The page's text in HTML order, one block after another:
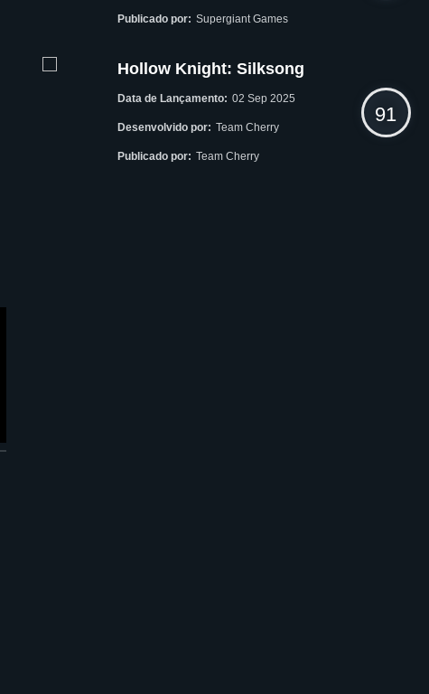
Publicado por: Supergiant Games
Hollow Knight: Silksong
Data de Lançamento: 02 Sep 2025
Desenvolvido por: Team Cherry
Publicado por: Team Cherry
91